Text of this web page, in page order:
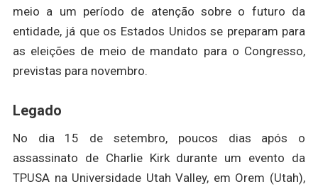
meio a um período de atenção sobre o futuro da
entidade, já que os Estados Unidos se preparam para
as eleições de meio de mandato para o Congresso,
previstas para novembro.
Legado
No dia 15 de setembro, poucos dias após o
assassinato de Charlie Kirk durante um evento da
TPUSA na Universidade Utah Valley, em Orem (Utah),